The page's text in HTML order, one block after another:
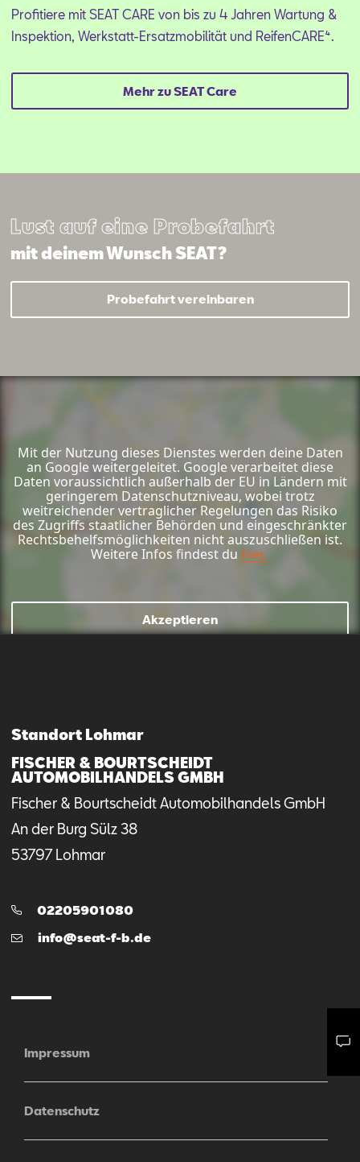
Profitiere mit SEAT CARE von bis zu 4 Jahren Wartung &
Inspektion, Werkstatt-Ersatzmobilität und ReifenCARE⁴.
Mehr zu SEAT Care
Lust auf eine Probefahrt
mit deinem Wunsch SEAT?
Probefahrt vereinbaren
Mit der Nutzung dieses Dienstes werden deine Daten
an Google weitergeleitet. Google verarbeitet diese
Daten voraussichtlich außerhalb der EU in Ländern mit
geringerem Datenschutzniveau, wobei trotz
weitreichender vertraglicher Regelungen das Risiko
des Zugriffs staatlicher Behörden und eingeschränkter
Rechtsbehelfsmöglichkeiten nicht auszuschließen ist.
Weitere Infos findest du hier.
Akzeptieren
Standort Lohmar
FISCHER & BOURTSCHEIDT
AUTOMOBILHANDELS GMBH
Fischer & Bourtscheidt Automobilhandels GmbH
An der Burg Sülz38
53797 Lohmar
Telefon:
02205901080
E-
info@seat-f-b.de
Impressum
Datenschutz